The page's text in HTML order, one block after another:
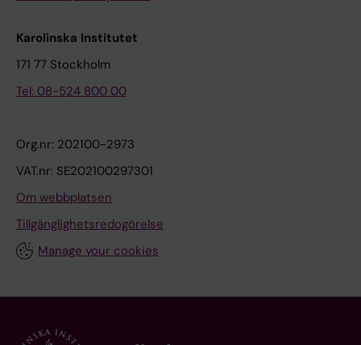
Karolinska Institutet
171 77 Stockholm
Tel: 08-524 800 00
Org.nr: 202100-2973
VAT.nr: SE202100297301
Om webbplatsen
Tillgänglighetsredogörelse
Manage your cookies